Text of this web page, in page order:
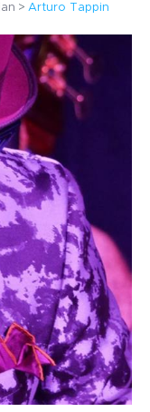
Arturo Tappin